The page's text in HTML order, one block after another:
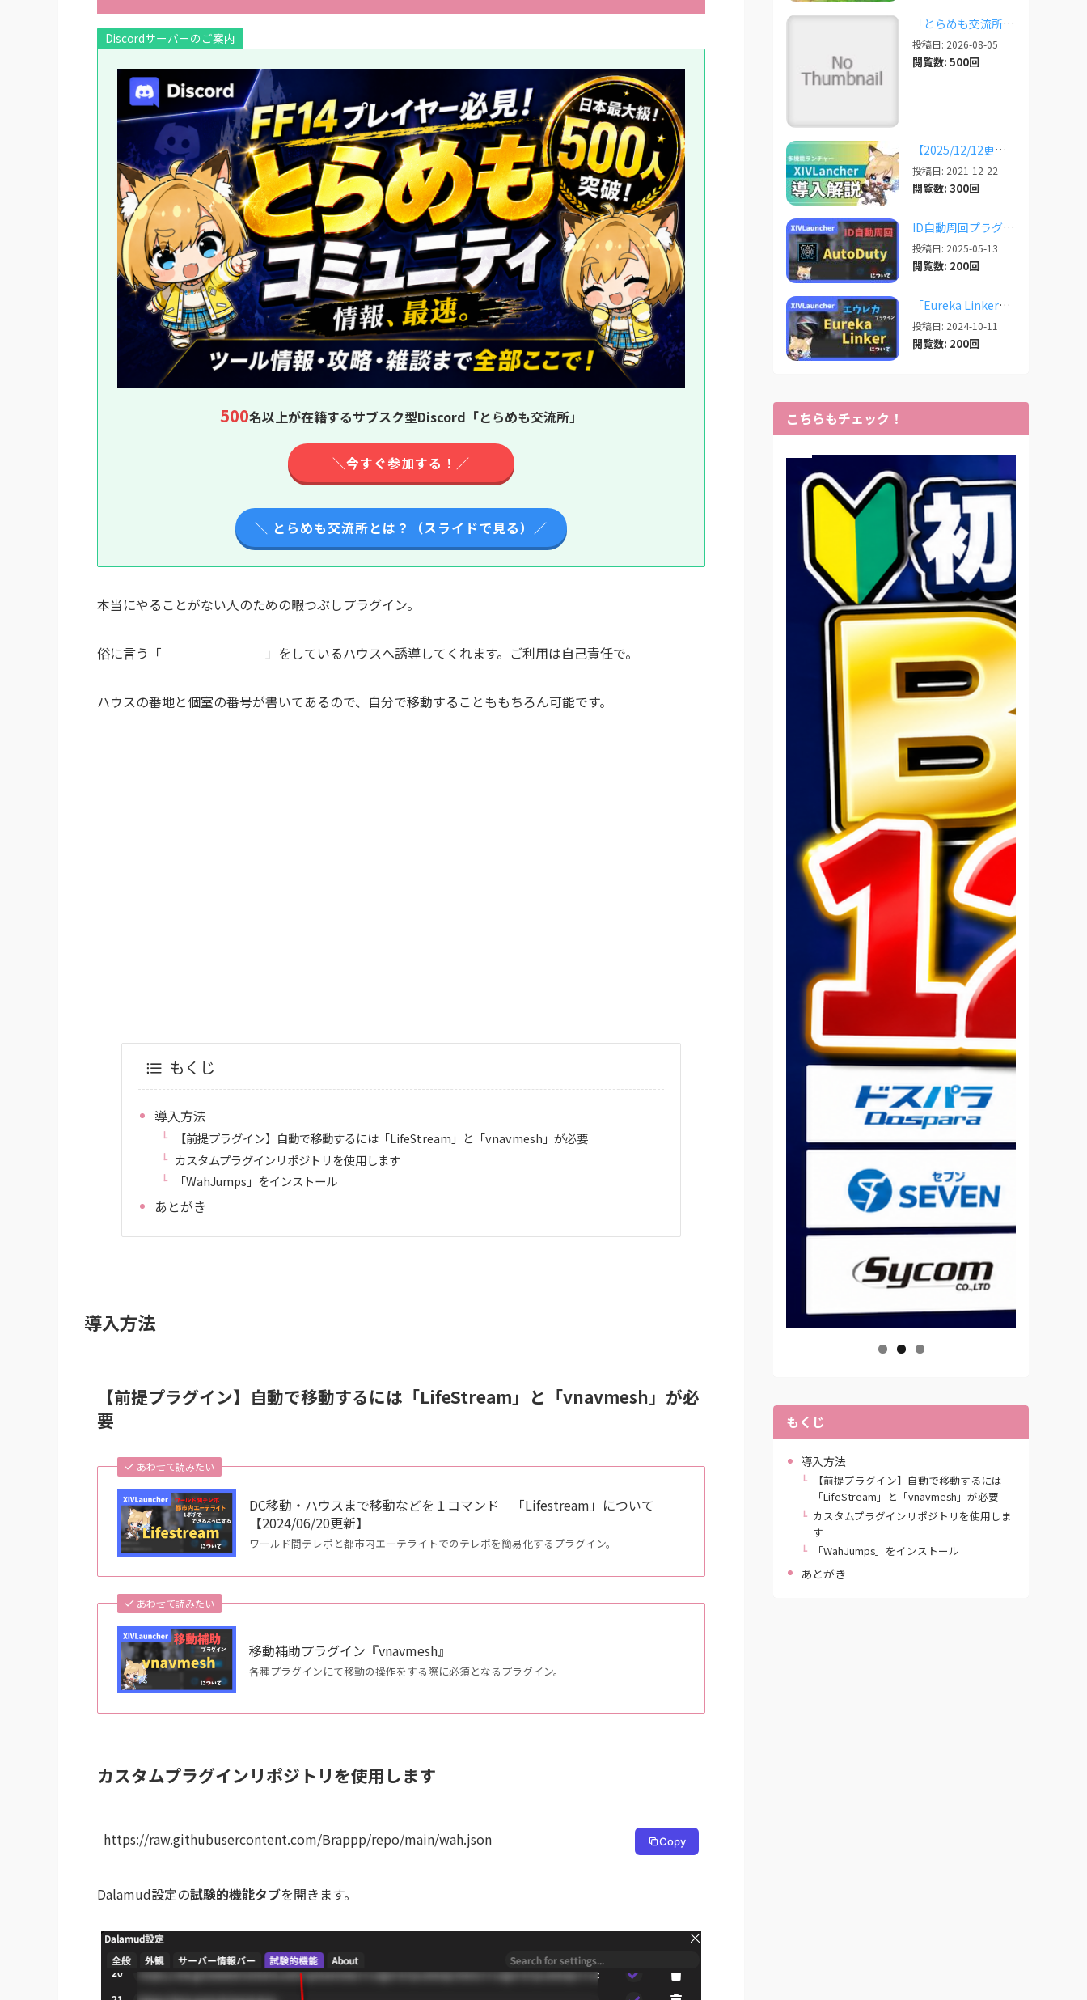
Discordサーバーのご案内
500名以上が在籍するサブスク型Discord「とらめも交流所」
＼今すぐ参加する！／
＼ とらめも交流所とは？（スライドで見る）／
本当にやることがない人のための暇つぶしプラグイン。
俗に言う「 」をしているハウスへ誘導してくれます。ご利用は自己責任で。
ハウスの番地と個室の番号が書いてあるので、自分で移動することももちろん可能です。
もくじ
導入方法
【前提プラグイン】自動で移動するには「LifeStream」と「vnavmesh」が必要
カスタムプラグインリポジトリを使用します
「WahJumps」をインストール
あとがき
導入方法
【前提プラグイン】自動で移動するには「LifeStream」と「vnavmesh」が必
要
あわせて読みたい
DC移動・ハウスまで移動などを１コマンド 「Lifestream」について
【2024/06/20更新】
ワールド間テレポと都市内エーテライトでのテレポを簡易化するプラグイン。
あわせて読みたい
移動補助プラグイン『vnavmesh』
各種プラグインにて移動の操作をする際に必須となるプラグイン。
カスタムプラグインリポジトリを使用します
https://raw.githubusercontent.com/Brappp/repo/main/wah.json Copy
Dalamud設定の試験的機能タブを開きます。
「とらめも交流所」の報告 2026/08/03
投稿日: 2026-08-05
閲覧数: 500回
【2025/12/12更新】多機能ランチャー「XIVLauncher」の導入方法・使い方について
投稿日: 2021-12-22
閲覧数: 300回
ID自動周回プラグイン「AutoDuty」の紹介【2025/11/09更新】
投稿日: 2025-05-13
閲覧数: 200回
「Eureka Linker」 エウレカでの便利プラグイン【2024/10/11更新】
投稿日: 2024-10-11
閲覧数: 200回
こちらもチェック！
もくじ
導入方法
【前提プラグイン】自動で移動するには
「LifeStream」と「vnavmesh」が必要
カスタムプラグインリポジトリを使用しま
す
「WahJumps」をインストール
あとがき